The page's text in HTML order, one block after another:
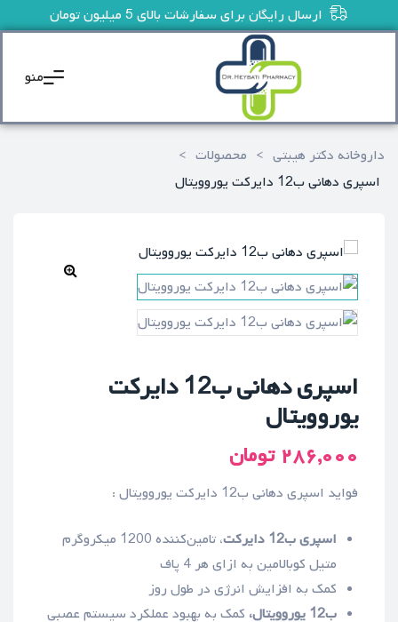
ارسال رایگان برای سفارشات بالای 5 میلیون تومان
منو
داروخانه دکتر هیبتی > محصولات >
اسپری دهانی ب12 دایرکت یوروویتال
اسپری دهانی ب12 دایرکت
یوروویتال
۲۸۶,۰۰۰ تومان
فواید اسپری دهانی ب12 دایرکت یوروویتال :
اسپری ب12 دایرکت
، تامین‌کننده 1200 میکروگرم
متیل کوبالامین به ازای هر 4 پاف
کمک به افزایش انرژی در طول روز
ب12 یوروویتال،
کمک به بهبود عملکرد سیستم عصبی